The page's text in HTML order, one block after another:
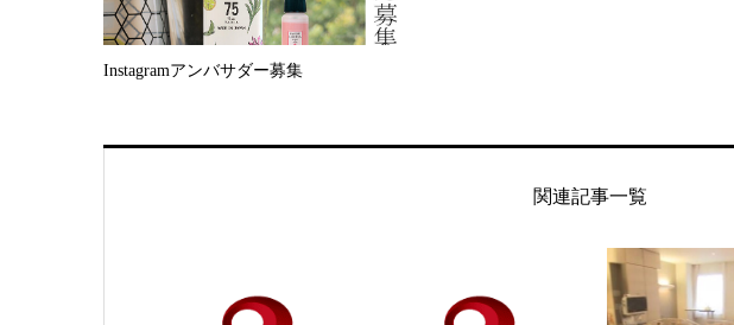
Instagramアンバサダー募集
関連記事一覧